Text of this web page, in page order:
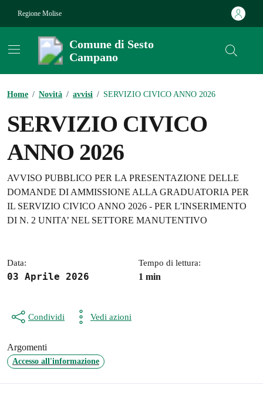
Regione Molise
Comune di Sesto
Campano
Home / Novità / avvisi / SERVIZIO CIVICO ANNO 2026
SERVIZIO CIVICO
ANNO 2026
Dettagli della notizia
AVVISO PUBBLICO PER LA PRESENTAZIONE DELLE
DOMANDE DI AMMISSIONE ALLA GRADUATORIA PER
IL SERVIZIO CIVICO ANNO 2026 - PER L'INSERIMENTO
DI N. 2 UNITA’ NEL SETTORE MANUTENTIVO
Data:
03 Aprile 2026
Tempo di lettura:
1 min
Condividi Vedi azioni
Argomenti
Accesso all'informazione